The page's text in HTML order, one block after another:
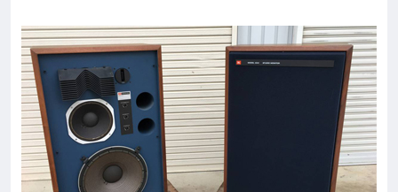
なら全国どこからでも可能です。年中無休・送料無料です♪ お
電話いただければ、無料査定も致します。買取できなかったお
品物でも格安回収させていただきますので、お気軽にご連絡く
ださい。 フリーダイヤル0120-37-2060で、買取価格がすぐに
わかります。 買取価格一例 TANNOYスピーカーWestminsterT
ANNOYスピーカーCenterbury 15HETANNOYスピーカーKINGD
AM 15 TANNOYスピーカーG.R.F.MemoryTANNOYスピーカーSt
udio s